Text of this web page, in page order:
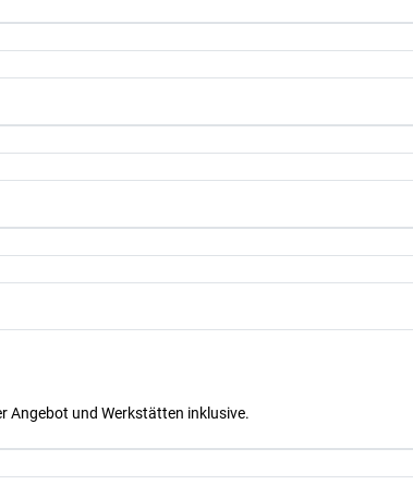
Angebot und Werkstätten inklusive.